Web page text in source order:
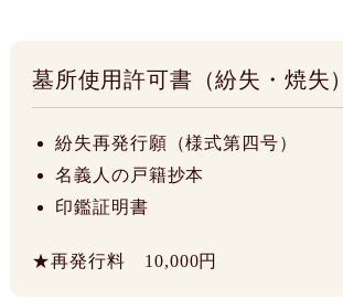
墓所使用許可書（紛失・焼失）
紛失再発行願（様式第四号）
名義人の戸籍抄本
印鑑証明書
★再発行料 10,000円